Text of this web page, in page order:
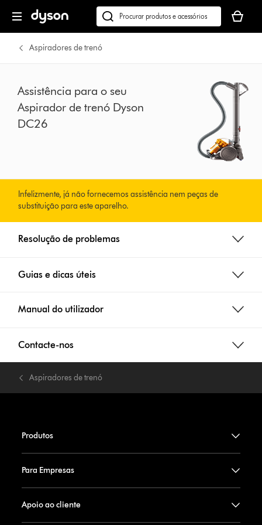
seguinte
Pesquisar
em
dyson.pt
seu
cesto
vazio
Aspiradores de trenó
Assistência para o seu
Aspirador de trenó Dyson
DC26
Infelizmente, já não fornecemos assistência nem peças de
substituição para este aparelho.
Resolução de problemas
Guias e dicas úteis
Manual do utilizador
Contacte-nos
Aspiradores de trenó
Produtos
Para Empresas
Apoio ao cliente